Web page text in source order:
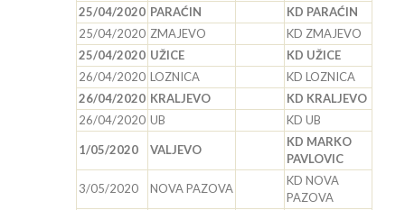
25/04/2020 PARAĆIN
KD PARAĆIN
25/04/2020 ZMAJEVO
KD ZMAJEVO
25/04/2020 UŽICE
KD UŽICE
26/04/2020 LOZNICA
KD LOZNICA
26/04/2020 KRALJEVO
KD KRALJEVO
26/04/2020 UB KD UB
1/05/2020 VALJEVO
KD MARKO
PAVLOVIC
3/05/2020 NOVA PAZOVA
KD NOVA
PAZOVA